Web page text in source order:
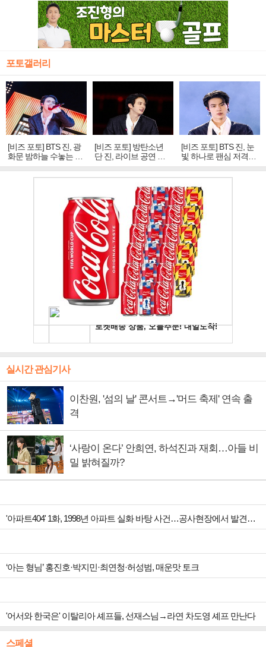
포토갤러리
[비즈 포토] BTS 진, 광
화문 밤하늘 수놓는 '비
주얼 킹'의 열창
[비즈 포토] 방탄소년
단 진, 라이브 공연 중
빛나는 독보적 아우라
[비즈 포토] BTS 진, 눈
빛 하나로 팬심 저격…
독보적 카리스마
실시간 관심기사
이찬원, '섬의 날' 콘서트→'머드 축제' 연속 출
격
‘사랑이 온다’ 안희연, 하석진과 재회…아들 비
밀 밝혀질까?
'아파트404' 1화, 1998년 아파트 실화 바탕 사건…공사현장에서 발견된 것 추리 시작
‘아는 형님’ 홍진호·박지민·최연청·허성범, 매운맛 토크
'어서와 한국은' 이탈리아 셰프들, 선재스님→라연 차도영 셰프 만난다
스페셜